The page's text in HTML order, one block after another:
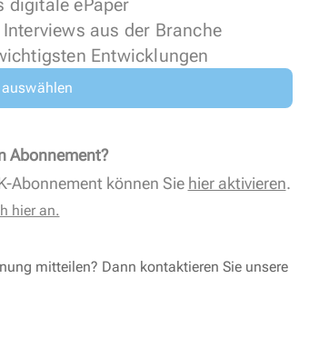
digitale ePaper
aus der Branche
Entwicklungen
Abonnement?
Abonnement können Sie hier aktivieren.
hier an.
mitteilen? Dann kontaktieren Sie unsere